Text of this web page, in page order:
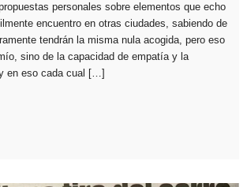
personales sobre elementos que echo
encuentro en otras ciudades, sabiendo de
tendrán la misma nula acogida, pero eso
sino de la capacidad de empatía y la
en eso cada cual […]